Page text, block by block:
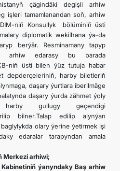
çägindäki degişli arhiw
işleri tamamlanandan soň, arhiw
niň Konsullyk bölüminiň üsti
diplomatik wekilhana ýa-da
berýär. Resminamany tapyp
arhiw edarasy bu barada
niň üsti bilen ýüz tutuja habar
depderçeleriniň, harby biletleriň
daşary ýurtlara iberilmäge
daşary ýurda zähmet ýoly
harby gullugy geçendigi
bilner.Talap edilip alynýan
olary ýerine ýetirmek işi
edaralar tarapyndan amala
Merkezi arhiwi;
ýanyndaky Baş arhiw